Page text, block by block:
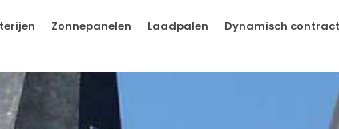
Zonnepanelen Laadpalen Dynamisch contract